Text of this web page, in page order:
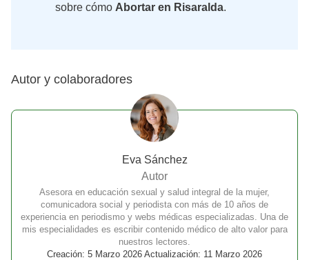
sobre cómo Abortar en Risaralda.
Autor y colaboradores
Eva Sánchez
Autor
Asesora en educación sexual y salud integral de la mujer,
comunicadora social y periodista con más de 10 años de
experiencia en periodismo y webs médicas especializadas. Una de
mis especialidades es escribir contenido médico de alto valor para
nuestros lectores.
Creación: 5 Marzo 2026 Actualización: 11 Marzo 2026